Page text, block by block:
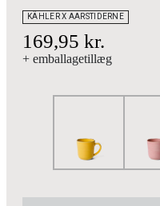
KÄHLER X AARSTIDERNE
169,95 kr.
+ emballagetillæg